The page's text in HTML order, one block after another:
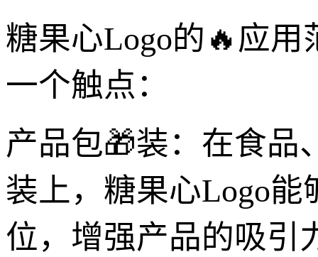
糖果心Logo的🔥应
一个触点：
产品包🎁装：在食品
装上，糖果心Logo
位，增强产品的吸引